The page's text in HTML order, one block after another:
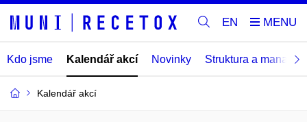
EN
Kdo jsme Kalendář akcí Novinky Struktura a
Kalendář akcí